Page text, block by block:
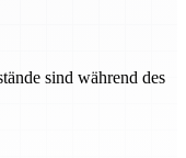
sind während des